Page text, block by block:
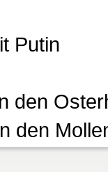
Putin
den
den